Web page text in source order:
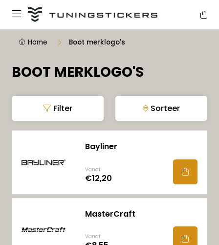
Home Boot merklogo's
BOOT MERKLOGO'S
Filter Sorteer
Bayliner
Vanaf
€12,20
MasterCraft
Vanaf